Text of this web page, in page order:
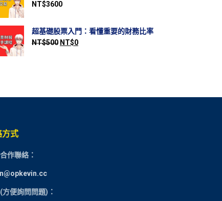
NT$3600
超基礎股票入門：看懂重要的財務比率
NT$500 NT$0
式
作聯絡：
方便詢問問題)：